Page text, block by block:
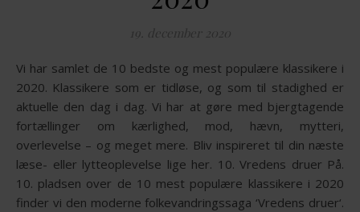
19. december 2020
Vi har samlet de 10 bedste og mest populære klassikere i
2020. Klassikere som er tidløse, og som til stadighed er
aktuelle den dag i dag. Vi har at gøre med bjergtagende
fortællinger om kærlighed, mod, hævn, mytteri,
overlevelse – og meget mere. Bliv inspireret til din næste
læse- eller lytteoplevelse lige her. 10. Vredens druer På.
10. pladsen over de 10 mest populære klassikere i 2020
finder vi den moderne folkevandringssaga ‘Vredens druer‘.